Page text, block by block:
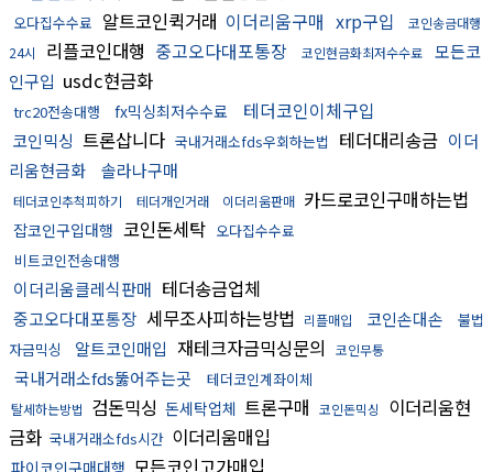
오다집수수료 알트코인퀵거래 이더리움구매 xrp구입
코인송금대행
24시
리플코인대행 중고오다대포통장 코인현금화최저수수료
모든코
인구입 usdc현금화
trc20전송대행 fx믹싱최저수수료 테더코인이체구입
코인믹싱 트론삽니다 국내거래소fds우회하는법 테더대리송금 이더
리움현금화
솔라나구매
테더코인추척피하기 테더개인거래 이더리움판매 카드로코인구매하는법
잡코인구입대행 코인돈세탁 오다집수수료
비트코인전송대행
이더리움클레식판매 테더송금업체
중고오다대포통장 세무조사피하는방법 리플매입 코인손대손
불법
자금믹싱
알트코인매입 재테크자금믹싱문의 코인무통
국내거래소fds뚫어주는곳 테더코인계좌이체
탈세하는방법 검돈믹싱 돈세탁업체 트론구매 코인돈믹싱
이더리움현
금화 국내거래소fds시간 이더리움매입